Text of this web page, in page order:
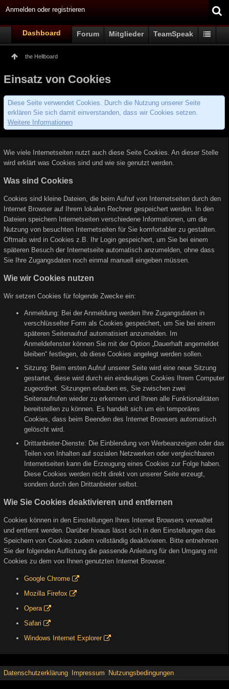
Anmelden oder registrieren
Dashboard Forum Mitglieder TeamSpeak
the Hellboard
Einsatz von Cookies
Diese Seite verwendet Cookies. Durch die Nutzung unserer Seite
erklären Sie sich damit einverstanden, dass wir Cookies setzen.
Weitere Informationen
Wie viele Internetseiten nutzt auch diese Seite Cookies. An dieser Stelle
wird erklärt was Cookies sind und wie sie genutzt werden.
Was sind Cookies
Cookies sind kleine Dateien, die beim Aufruf von Internetseiten durch den
Internet Browser auf Ihrem lokalen Rechner gespeichert werden. In den
Dateien speichern Internetseiten verschiedene Informationen, um die
Nutzung von besuchten Internetseiten für Sie komfortabler zu gestalten.
Oftmals wird in Cookies z.B. Ihr Login gespeichert, um Sie bei einem
späteren Besuch der Internetseite automatisch anzumelden, ohne dass
Sie Ihre Zugangsdaten noch einmal manuell eingeben müssen.
Wie wir Cookies nutzen
Wir setzen Cookies für folgende Zwecke ein:
Anmeldung: Bei der Anmeldung werden Ihre Zugangsdaten in
verschlüsselter Form als Cookies gespeichert, um Sie bei einem
späteren Seitenaufruf automatisiert anzumelden. Im
Anmeldefenster können Sie mit der Option „Dauerhaft angemeldet
bleiben“ festlegen, ob diese Cookies angelegt werden sollen.
Sitzung: Beim ersten Aufruf unserer Seite wird eine neue Sitzung
gestartet, diese wird durch ein eindeutiges Cookies Ihrem Computer
zugeordnet. Sitzungen erlauben es, Sie zwischen zwei
Seitenaufrufen wieder zu erkennen und Ihnen alle Funktionalitäten
bereitstellen zu können. Es handelt sich um ein temporäres
Cookies, dass beim Beenden des Internet Browsers automatisch
gelöscht wird.
Drittanbieter-Dienste: Die Einblendung von Werbeanzeigen oder das
Teilen von Inhalten auf sozialen Netzwerken oder vergleichbaren
Internetseiten kann die Erzeugung eines Cookies zur Folge haben.
Diese Cookies werden nicht direkt von unserer Seite erzeugt,
sondern durch den Drittanbieter selbst.
Wie Sie Cookies deaktivieren und entfernen
Cookies können in den Einstellungen Ihres Internet Browsers verwaltet
und entfernt werden. Darüber hinaus lässt sich in den Einstellungen das
Speichern von Cookies zudem vollständig deaktivieren. Bitte entnehmen
Sie der folgenden Auflistung die passende Anleitung für den Umgang mit
Cookies zu dem von Ihnen genutzten Internet Browser.
Google Chrome
Mozilla Firefox
Opera
Safari
Windows Internet Explorer
Datenschutzerklärung Impressum Nutzungsbedingungen